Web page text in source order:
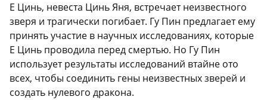
Е Цинь, невеста Цинь Яня, встречает неизвестного
зверя и трагически погибает. Гу Пин предлагает ему
принять участие в научных исследованиях, которые
Е Цинь проводила перед смертью. Но Гу Пин
использует результаты исследований втайне ото
всех, чтобы соединить гены неизвестных зверей и
создать нулевого дракона.